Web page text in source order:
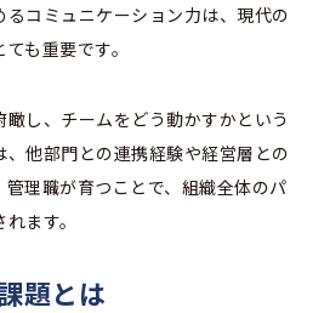
るコミュニケーション力は、現代の
も重要です。
し、チームをどう動かすかという
他部門との連携経験や経営層との
理職が育つことで、組織全体のパ
ます。
題とは